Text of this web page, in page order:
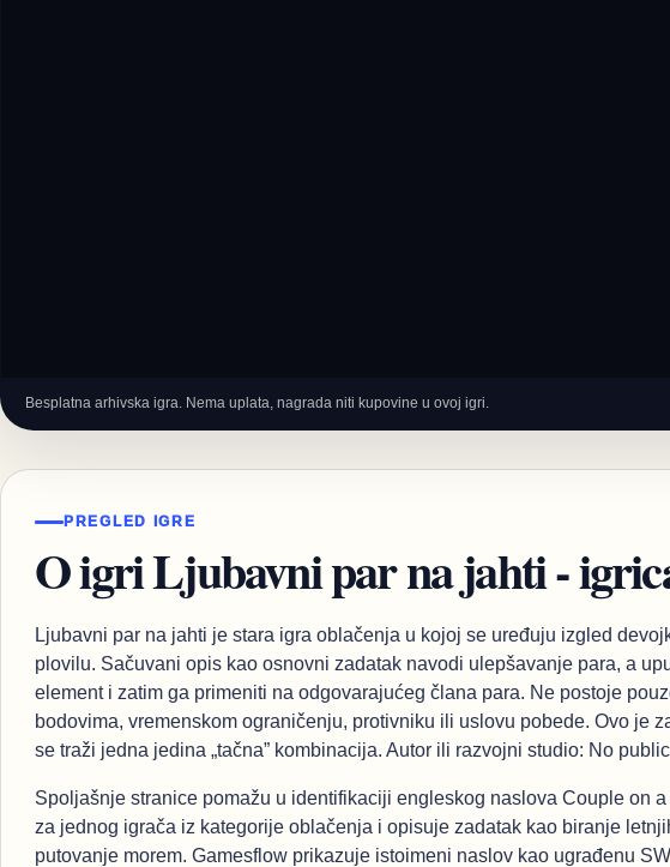
Besplatna arhivska igra. Nema uplata, nagrada niti kupovine u ovoj igri.
PREGLED IGRE
O igri Ljubavni par na jahti -
Ljubavni par na jahti je stara igra oblačenja u kojoj se uređuju izgled
plovilu. Sačuvani opis kao osnovni zadatak navodi ulepšavanje para, a
element i zatim ga primeniti na odgovarajućeg člana para. Ne postoje
bodovima, vremenskom ograničenju, protivniku ili uslovu pobede. Ovo je
se traži jedna jedina „tačna” kombinacija. Autor ili razvojni studio: No
Spoljašnje stranice pomažu u identifikaciji engleskog naslova Couple on
za jednog igrača iz kategorije oblačenja i opisuje zadatak kao biranje
putovanje morem. Gamesflow prikazuje istoimeni naslov kao ugrađenu